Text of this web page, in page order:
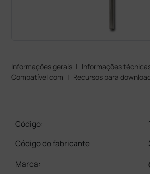
Informações gerais | Informações
Compatível com | Recursos para
Código:
Código do fabricante
Marca: